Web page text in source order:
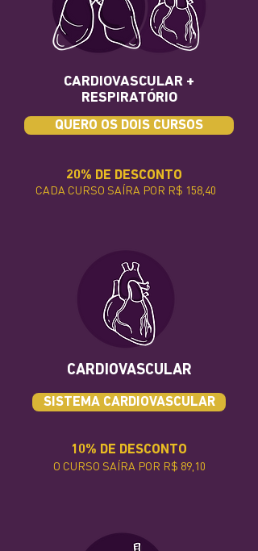
CARDIOVASCULAR +
RESPIRATÓRIO
QUERO OS DOIS CURSOS
20% DE DESCONTO
CADA CURSO SAÍRA POR R$ 158,40
CARDIOVASCULAR
SISTEMA CARDIOVASCULAR
10% DE DESCONTO
O CURSO SAÍRA POR R$ 89,10